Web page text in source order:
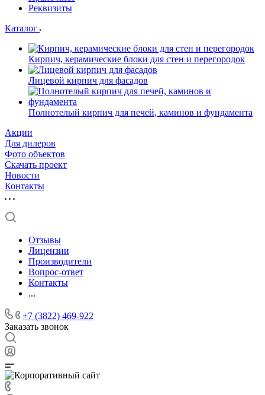
Реквизиты
Каталог
Кирпич, керамические блоки для стен и перегородок
Лицевой кирпич для фасадов
Полнотелый кирпич для печей, каминов и фундамента
Акции
Для дилеров
Фото объектов
Скачать проект
Новости
Контакты
Отзывы
Лицензии
Производители
Вопрос-ответ
Контакты
...
+7 (3822) 469-922
Заказать звонок